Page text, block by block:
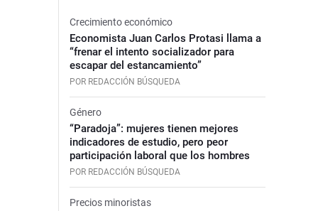
Crecimiento económico
Economista Juan Carlos Protasi llama a
“frenar el intento socializador para
escapar del estancamiento”
POR REDACCIÓN BÚSQUEDA
Género
“Paradoja”: mujeres tienen mejores
indicadores de estudio, pero peor
participación laboral que los hombres
POR REDACCIÓN BÚSQUEDA
Precios minoristas